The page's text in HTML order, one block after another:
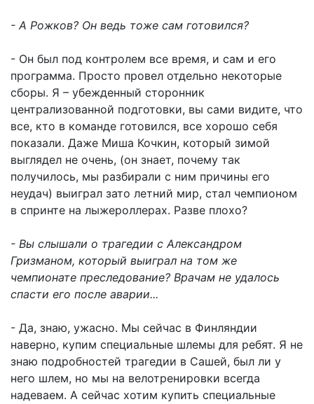
- А Рожков? Он ведь тоже сам готовился?
- Он был под контролем все время, и сам и его
программа. Просто провел отдельно некоторые
сборы. Я – убежденный сторонник
централизованной подготовки, вы сами видите, что
все, кто в команде готовился, все хорошо себя
показали. Даже Миша Кочкин, который зимой
выглядел не очень, (он знает, почему так
получилось, мы разбирали с ним причины его
неудач) выиграл зато летний мир, стал чемпионом
в спринте на лыжероллерах. Разве плохо?
- Вы слышали о трагедии с Александром
Гризманом, который выиграл на том же
чемпионате преследование? Врачам не удалось
спасти его после аварии...
- Да, знаю, ужасно. Мы сейчас в Финляндии
наверно, купим специальные шлемы для ребят. Я не
знаю подробностей трагедии в Сашей, был ли у
него шлем, но мы на велотренировки всегда
надеваем. А сейчас хотим купить специальные